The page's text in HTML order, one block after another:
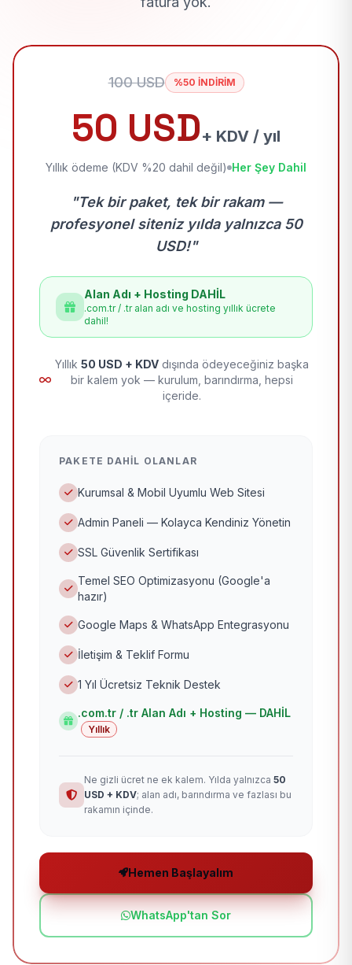
100 USD %50 İNDİRİM
50 USD+ KDV / yıl
Yıllık ödeme (KDV %20 dahil değil) Her Şey Dahil
"Tek bir paket, tek bir rakam —
profesyonel siteniz yılda yalnızca 50
USD!"
Alan Adı + Hosting DAHİL
.com.tr / .tr alan adı ve hosting yıllık ücrete
dahil!
Yıllık 50 USD + KDV dışında ödeyeceğiniz başka
bir kalem yok — kurulum, barındırma, hepsi
içeride.
PAKETE DAHIL OLANLAR
Kurumsal & Mobil Uyumlu Web Sitesi
Admin Paneli — Kolayca Kendiniz Yönetin
SSL Güvenlik Sertifikası
Temel SEO Optimizasyonu (Google'a
hazır)
Google Maps & WhatsApp Entegrasyonu
İletişim & Teklif Formu
1 Yıl Ücretsiz Teknik Destek
.com.tr / .tr Alan Adı + Hosting — DAHİL
Yıllık
Ne gizli ücret ne ek kalem. Yılda yalnızca 50
USD + KDV; alan adı, barındırma ve fazlası bu
rakamın içinde.
Hemen Başlayalım
WhatsApp'tan Sor